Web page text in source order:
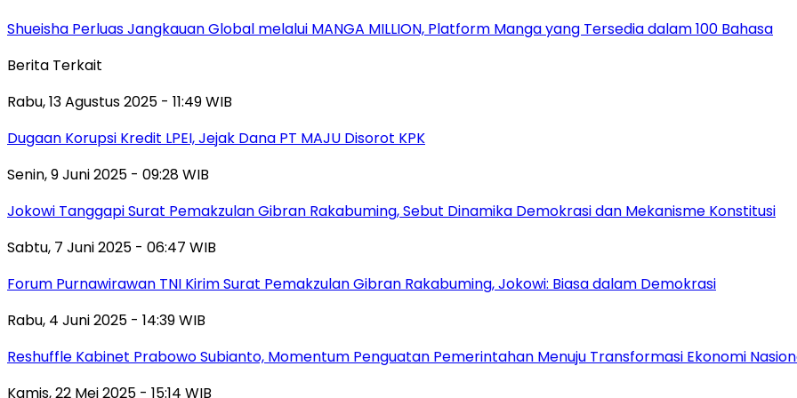
Shueisha Perluas Jangkauan Global melalui MANGA MILLION, Platform Manga yang Tersedia dalam 100 Bahasa
Berita Terkait
Rabu, 13 Agustus 2025 - 11:49 WIB
Dugaan Korupsi Kredit LPEI, Jejak Dana PT MAJU Disorot KPK
Senin, 9 Juni 2025 - 09:28 WIB
Jokowi Tanggapi Surat Pemakzulan Gibran Rakabuming, Sebut Dinamika Demokrasi dan Mekanisme Konstitusi
Sabtu, 7 Juni 2025 - 06:47 WIB
Forum Purnawirawan TNI Kirim Surat Pemakzulan Gibran Rakabuming, Jokowi: Biasa dalam Demokrasi
Rabu, 4 Juni 2025 - 14:39 WIB
Reshuffle Kabinet Prabowo Subianto, Momentum Penguatan Pemerintahan Menuju Transformasi Ekonomi
Kamis, 22 Mei 2025 - 15:14 WIB